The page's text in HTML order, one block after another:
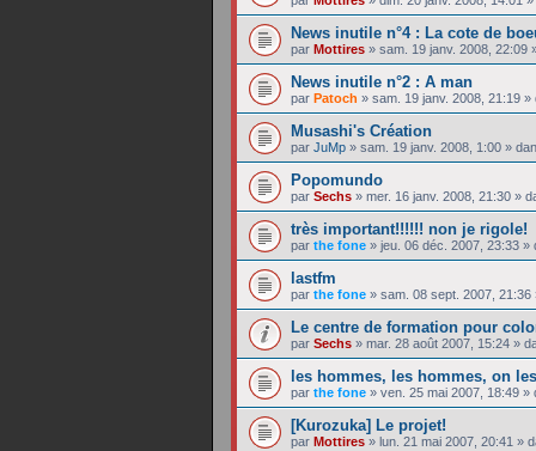
News inutile n°4 : La cote de
par Mottires » sam. 19 janv. 2008, 22:09
News inutile n°2 : A man
par Patoch » sam. 19 janv. 2008, 21:19 »
Musashi's Création
par JuMp » sam. 19 janv. 2008, 1:00 »
Popomundo
par Sechs » mer. 16 janv. 2008, 21:30 »
très important!!!!!! non je rigole!
par the fone » jeu. 06 déc. 2007, 23:33 »
lastfm
par the fone » sam. 08 sept. 2007, 21:36
Le centre de formation pour
par Sechs » mar. 28 août 2007, 15:24 »
les hommes, les hommes, on
par the fone » ven. 25 mai 2007, 18:49 »
[Kurozuka] Le projet!
par Mottires » lun. 21 mai 2007, 20:41 »